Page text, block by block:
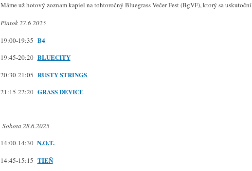
Máme už hotový zoznam kapiel na tohtoročný Bluegrass Večer Fest (BgVF), ktorý sa uskutoční
Piatok 27.6 2025
19:00-19:35 B4
19:45-20:20 BLUECITY
20:30-21:05 RUSTY STRINGS
21:15-22:20 GRASS DEVICE
Sobota 28.6.2025
14:00-14:30 N.O.T.
14:45-15:15 TIEŇ